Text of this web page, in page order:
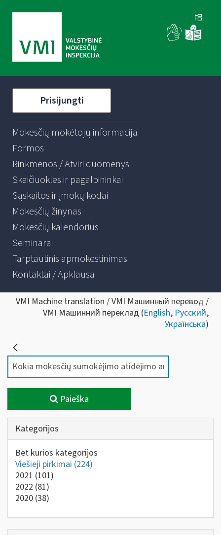
Prisijungti
Mokesčių mokėtojų informacija
Formos
Rinkmenos / Atviri duomenys
Skaičiuoklės ir pagalbininkai
Sąskaitos ir įmokų kodai
Mokesčių žinynas
Mokesčių kalendorius
Seminarai
Tarptautinis apmokestinimas
Kontaktai / Apklausa
VMI Machine translation / VMI Машинный перевод /
VMI Машинний переклад (English, Русский,
Українська)
Paieška
Kategorijos
Bet kurios kategorijos
Viešieji pirkimai (224)
2021 (101)
2022 (81)
2020 (38)